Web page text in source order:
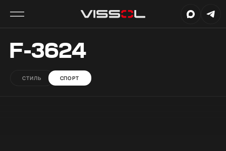
F-3624
СТИЛЬ СПОРТ